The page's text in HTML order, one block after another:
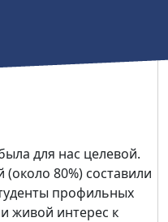
для нас целевой.
80%) составили
профильных
живой интерес к